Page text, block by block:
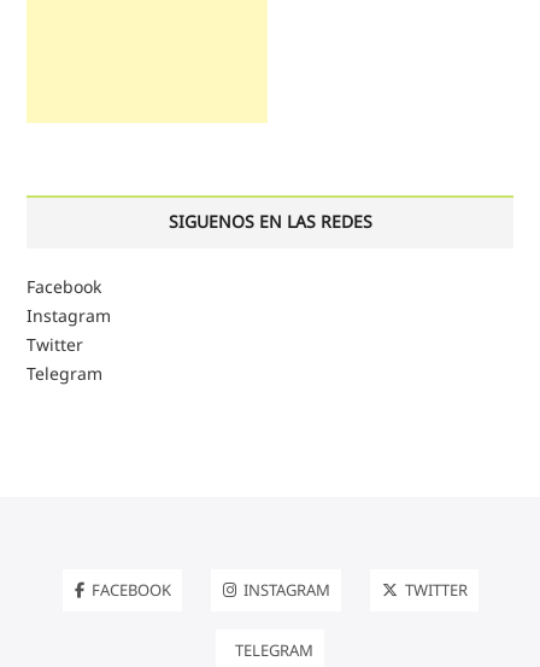
SIGUENOS EN LAS REDES
Facebook
Instagram
Twitter
Telegram
FACEBOOK INSTAGRAM TWITTER
TELEGRAM